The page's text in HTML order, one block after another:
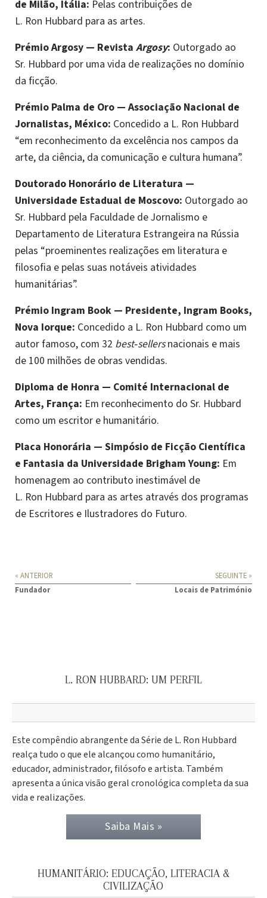
de Milão, Itália: Pelas contribuições de
L. Ron Hubbard para as artes.
Prémio Argosy — Revista Argosy: Outorgado ao
Sr. Hubbard por uma vida de realizações no domínio
da ficção.
Prémio Palma de Oro —Associação Nacional de
Jornalistas, México: Concedido a L. Ron Hubbard
“em reconhecimento da excelência nos campos da
arte, da ciência, da comunicação e cultura humana”.
Doutorado Honorário de Literatura —
Universidade Estadual de Moscovo: Outorgado ao
Sr. Hubbard pela Faculdade de Jornalismo e
Departamento de Literatura Estrangeira na Rússia
pelas “proeminentes realizações em literatura e
filosofia e pelas suas notáveis atividades
humanitárias”.
Prémio Ingram Book — Presidente, Ingram Books,
Nova Iorque: Concedido a L. Ron Hubbard como um
autor famoso, com 32 best‑sellersnacionais e mais
de 100 milhões de obras vendidas.
Diploma de Honra — Comité Internacional de
Artes, França: Em reconhecimento do Sr. Hubbard
como um escritor e humanitário.
Placa Honorária — Simpósio de Ficção Científica
e Fantasia da Universidade Brigham Young: Em
homenagem ao contributo inestimável de
L. Ron Hubbard para as artes através dos programas
de Escritores e Ilustradores do Futuro.
« ANTERIOR
Fundador
SEGUINTE »
Locais de Património
L. RON HUBBARD: UM PERFIL
Este compêndio abrangente da Série de L. Ron Hubbard
realça tudo o que ele alcançou como humanitário,
educador, administrador, filósofo e artista. Também
apresenta a única visão geral cronológica completa da sua
vida e realizações.
Saiba Mais »
HUMANITÁRIO: EDUCAÇÃO, LITERACIA &
CIVILIZAÇÃO